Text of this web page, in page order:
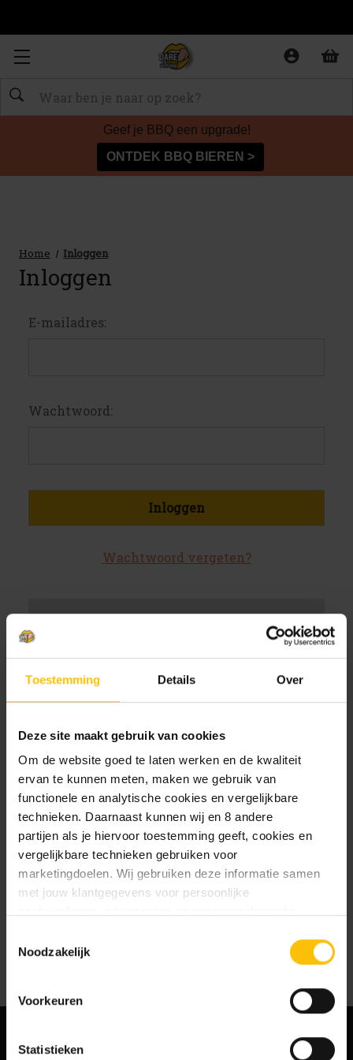
Toestemming Details Over
Deze site maakt gebruik van cookies
Om de website goed te laten werken en de kwaliteit
ervan te kunnen meten, maken we gebruik van
functionele en analytische cookies en vergelijkbare
technieken. Daarnaast kunnen wij en 8 andere
partijen als je hiervoor toestemming geeft, cookies en
vergelijkbare technieken gebruiken voor
marketingdoelen. Wij gebruiken deze informatie samen
met jouw klantgegevens voor persoonlijke
ervaringen: je eigen DTDD (gepersonaliseerde
aanbevelingen, functionaliteiten en communicatie binnen
dtdd.nl (relevante advertenties op websites en apps van
onze privacy policy
Noodzakelijk
Voorkeuren
Statistieken
Zoeken
Geef je BBQ een upgrade!
ONTDEK BBQ BIEREN >
Home Inloggen
Inloggen
E-mailadres:
Wachtwoord:
Wachtwoord vergeten?
Maak een account aan bij ons
Sneller af te rekenen
Meerdere verzendadressen op
Jouw bestelgeschiedenis te
bekijken
Nieuwe bestellingen te volgen
Artikelen opslaan in jouw
verlanglijstje
Account aanmaken
MELD JE AAN VOOR ONZE NIEUWSBRIEF